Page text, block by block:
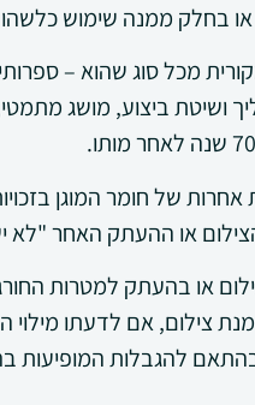
בחלק ממנה שימוש
מכל סוג שהוא –
ושיטת ביצוע, מושג
של חומר המוגן
או ההעתק האחר
או בהעתק למטרות
אם לדעתו מילוי
להגבלות המופיעות